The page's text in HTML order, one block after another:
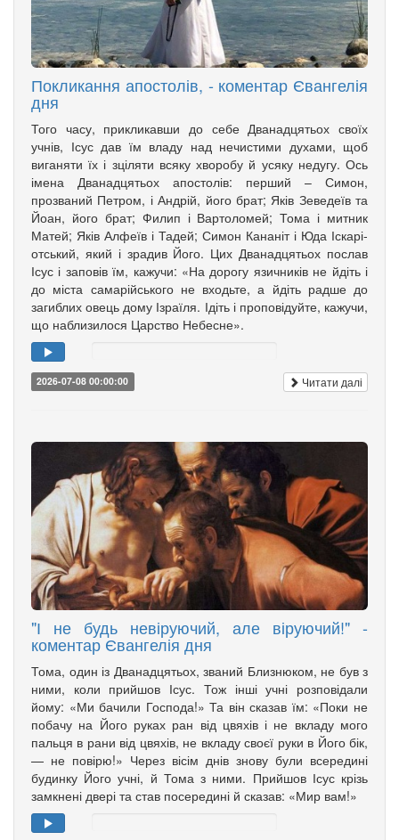
Покликання апостолів, - коментар Євангелія
дня
Того часу, прикликавши до себе Дванадцятьох своїх
учнів, Ісус дав їм владу над нечистими духами, щоб
вига­няти їх і зціляти всяку хворобу й усяку недугу. Ось
імена Дванадцятьох апо­столів: перший – Симон,
прозваний Петром, і Андрій, його брат; Яків Зе­­ведеїв та
Йоан, його брат; Филип і Вартоломей; Тома і мит­ник
Матей; Яків Алфеїв і Та­дей; Симон Кананіт і Юда Іска­рі­
от­ський, який і зрадив Його. Цих Дванадцятьох послав
Ісус і заповів їм, кажучи: «На дорогу язич­ників не йдіть і
до міста самарійського не входьте, а йдіть радше до
загиблих овець дому Ізраїля. Ідіть і проповідуйте, кажучи,
що наблизилося Царство Небесне».
2026-07-08 00:00:00 Читати далі
"І не будь невіруючий, але віруючий!" -
коментар Євангелія дня
Тома, один із Дванадцятьох, званий Близнюком, не був з
ними, коли прийшов Ісус. Тож інші учні розповідали
йому: «Ми бачили Господа!» Та він сказав їм: «Поки не
побачу на Його руках ран від цвяхів і не вкладу мого
пальця в рани від цвяхів, не вкладу своєї руки в Його бік,
— не повірю!» Через вісім днів знову були всередині
будинку Його учні, й Тома з ними. Прийшов Ісус крізь
замкнені двері та став посередині й сказав: «Мир вам!»